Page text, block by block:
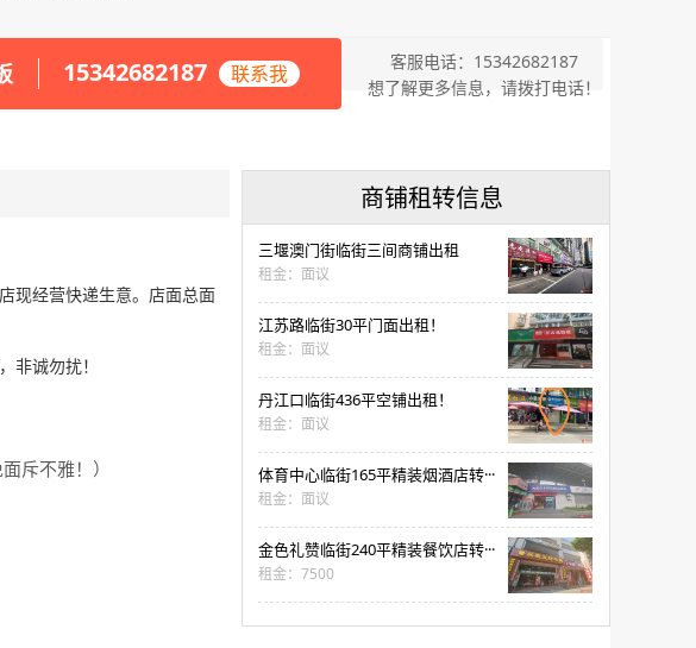
15342682187 联系我
客服电话：15342682187
想了解更多信息，请拨打电话！
现经营快递生意。店面总面
非诚勿扰！
斥不雅！）
商铺租转信息
三堰澳门街临街三间商铺出租
租金：面议
江苏路临街30平门面出租！
租金：面议
丹江口临街436平空铺出租！
租金：面议
体育中心临街165平精装烟酒店转···
租金：面议
金色礼赞临街240平精装餐饮店转···
租金：7500